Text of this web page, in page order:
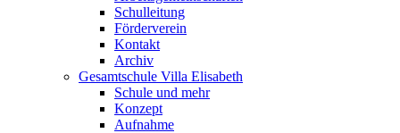
Schulleitung
Förderverein
Kontakt
Archiv
Gesamtschule Villa Elisabeth
Schule und mehr
Konzept
Aufnahme